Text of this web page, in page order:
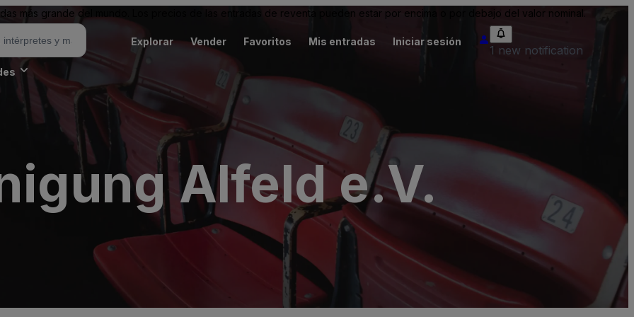
más grande del mundo. Los precios de las entradas de reventa pueden estar por encima o por debajo del valor nominal.
Explorar Vender Favoritos Mis entradas Iniciar sesión
1 new notification
Alfeld e.V.